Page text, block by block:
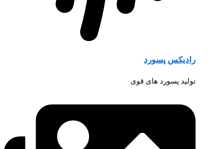
رادیکس پسورد
تولید پسورد های قوی